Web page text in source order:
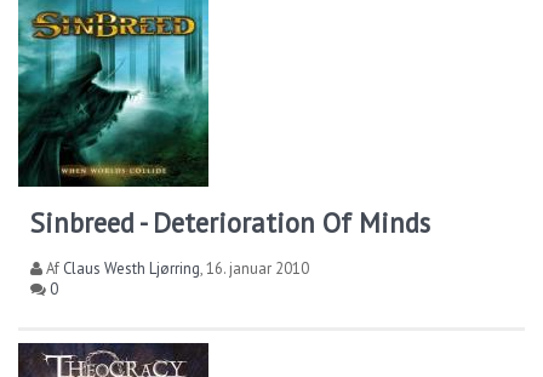
Sinbreed - Deterioration Of Minds
Af Claus Westh Ljørring,16. januar 2010
0